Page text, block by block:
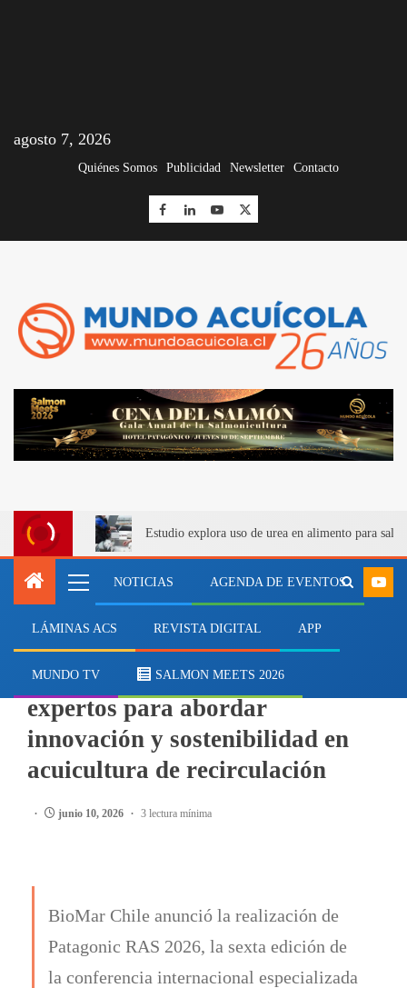
agosto 7, 2026
Quiénes Somos Publicidad Newsletter Contacto
Estudio explora uso de urea en alimento para
NOTICIAS AGENDA DE EVENTOS
LÁMINAS ACS REVISTA DIGITAL APP
MUNDO TV SALMON MEETS 2026
Patagonic RAS 2026 reunirá a
expertos para abordar
innovación y sostenibilidad en
acuicultura de recirculación
junio 10, 2026 3 lectura mínima
BioMar Chile anunció la realización de
Patagonic RAS 2026, la sexta edición de
la conferencia internacional especializada